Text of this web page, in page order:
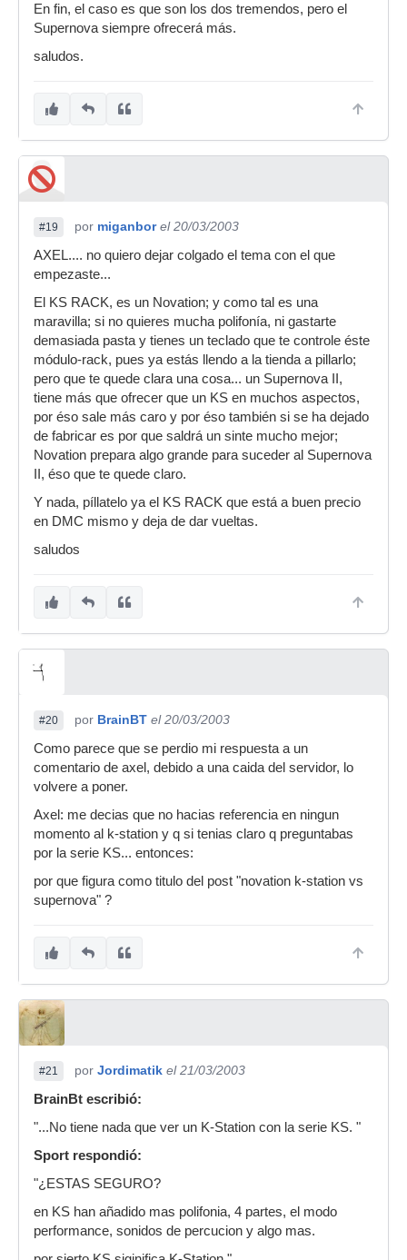
En fin, el caso es que son los dos tremendos, pero el
Supernova siempre ofrecerá más.
saludos.
#19 por miganbor el 20/03/2003
AXEL.... no quiero dejar colgado el tema con el que
empezaste...
El KS RACK, es un Novation; y como tal es una
maravilla; si no quieres mucha polifonía, ni gastarte
demasiada pasta y tienes un teclado que te controle éste
módulo-rack, pues ya estás llendo a la tienda a pillarlo;
pero que te quede clara una cosa... un Supernova II,
tiene más que ofrecer que un KS en muchos aspectos,
por éso sale más caro y por éso también si se ha dejado
de fabricar es por que saldrá un sinte mucho mejor;
Novation prepara algo grande para suceder al Supernova
II, éso que te quede claro.
Y nada, píllatelo ya el KS RACK que está a buen precio
en DMC mismo y deja de dar vueltas.
saludos
#20 por BrainBT el 20/03/2003
Como parece que se perdio mi respuesta a un
comentario de axel, debido a una caida del servidor, lo
volvere a poner.
Axel: me decias que no hacias referencia en ningun
momento al k-station y q si tenias claro q preguntabas
por la serie KS... entonces:
por que figura como titulo del post "novation k-station vs
supernova" ?
#21 por Jordimatik el 21/03/2003
BrainBt escribió:
"...No tiene nada que ver un K-Station con la serie KS. "
Sport respondió:
"¿ESTAS SEGURO?
en KS han añadido mas polifonia, 4 partes, el modo
performance, sonidos de percucion y algo mas.